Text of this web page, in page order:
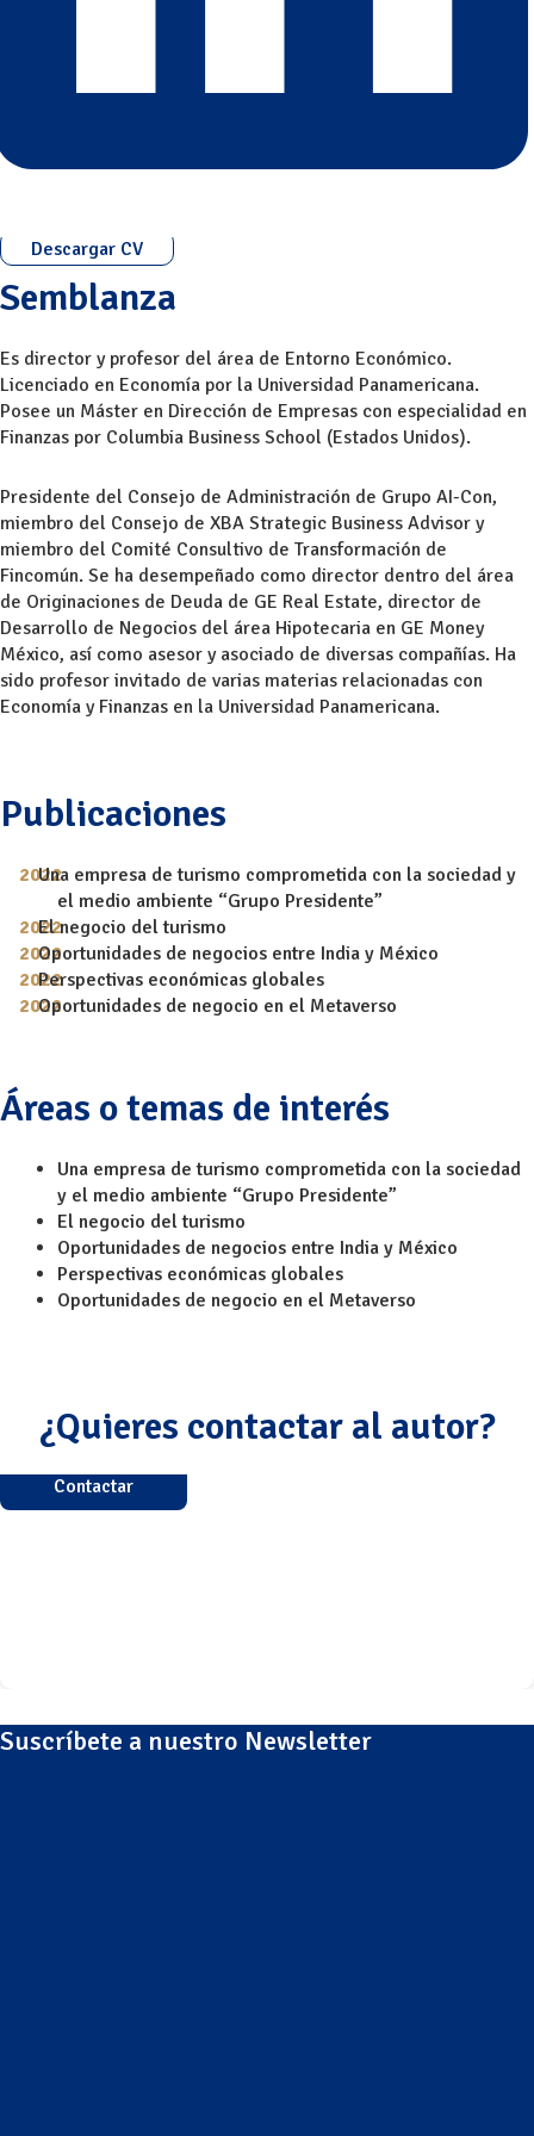
Descargar CV
Semblanza
Es director y profesor del área de Entorno Económico.
Licenciado en Economía por la Universidad Panamericana.
Posee un Máster en Dirección de Empresas con especialidad en
Finanzas por Columbia Business School (Estados Unidos).
Presidente del Consejo de Administración de Grupo AI-Con,
miembro del Consejo de XBA Strategic Business Advisor y
miembro del Comité Consultivo de Transformación de
Fincomún. Se ha desempeñado como director dentro del área
de Originaciones de Deuda de GE Real Estate, director de
Desarrollo de Negocios del área Hipotecaria en GE Money
México, así como asesor y asociado de diversas compañías. Ha
sido profesor invitado de varias materias relacionadas con
Economía y Finanzas en la Universidad Panamericana.
Publicaciones
Una empresa de turismo comprometida con la sociedad y
el medio ambiente “Grupo Presidente”
El negocio del turismo
Oportunidades de negocios entre India y México
Perspectivas económicas globales
Oportunidades de negocio en el Metaverso
Áreas o temas de interés
Una empresa de turismo comprometida con la sociedad
y el medio ambiente “Grupo Presidente”
El negocio del turismo
Oportunidades de negocios entre India y México
Perspectivas económicas globales
Oportunidades de negocio en el Metaverso
¿Quieres contactar al autor?
Contactar
Suscríbete a nuestro Newsletter